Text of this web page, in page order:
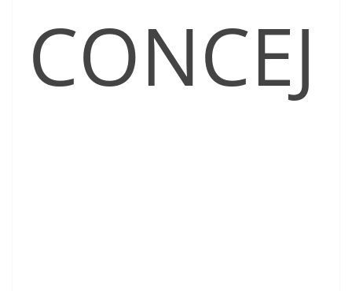
CONCEJ